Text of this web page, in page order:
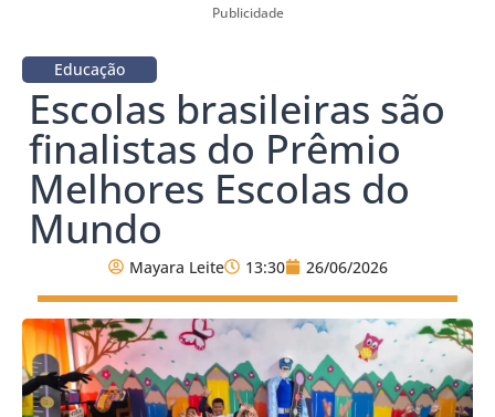
Publicidade
Educação
Escolas brasileiras são
finalistas do Prêmio
Melhores Escolas do
Mundo
Mayara Leite 13:30 26/06/2026